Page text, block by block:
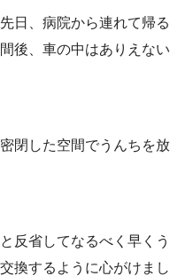
先日、病院から連れて帰
間後、車の中はありえな
密閉した空間でうんちを
と反省してなるべく早く
交換するように心がけまし